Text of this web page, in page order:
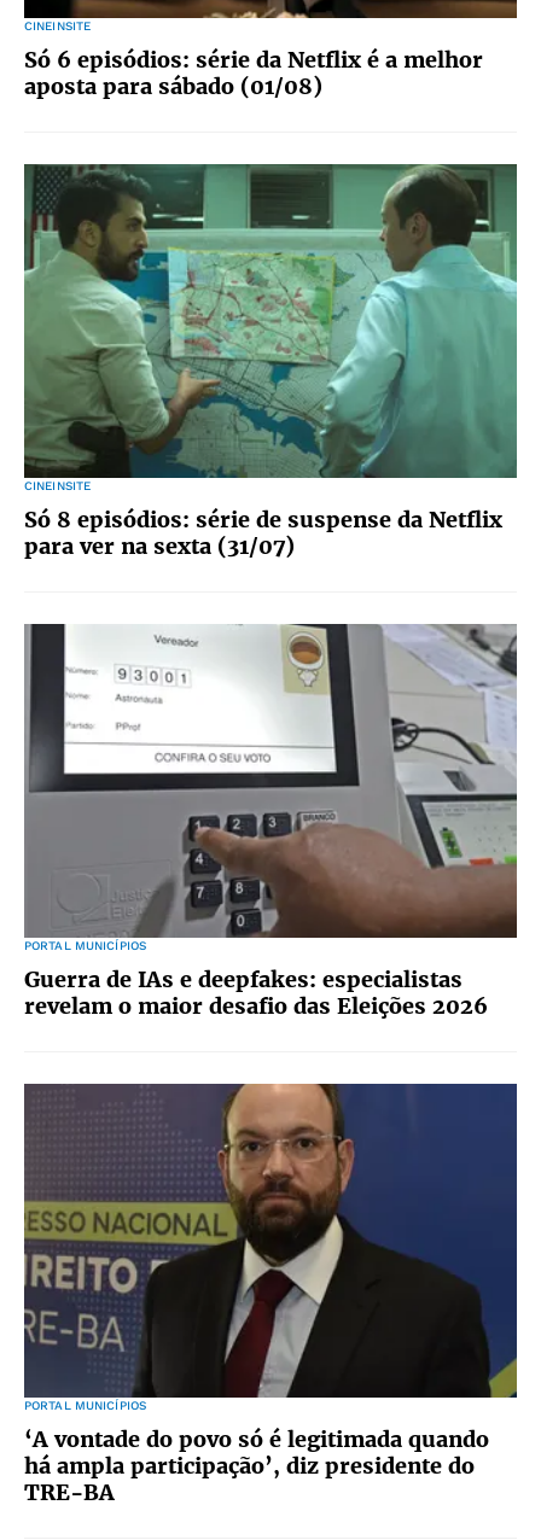
CINEINSITE
Só 6 episódios: série da Netflix é a melhor
aposta para sábado (01/08)
CINEINSITE
Só 8 episódios: série de suspense da Netflix
para ver na sexta (31/07)
PORTAL MUNICÍPIOS
Guerra de IAs e deepfakes: especialistas
revelam o maior desafio das Eleições 2026
PORTAL MUNICÍPIOS
‘A vontade do povo só é legitimada quando
há ampla participação’, diz presidente do
TRE-BA